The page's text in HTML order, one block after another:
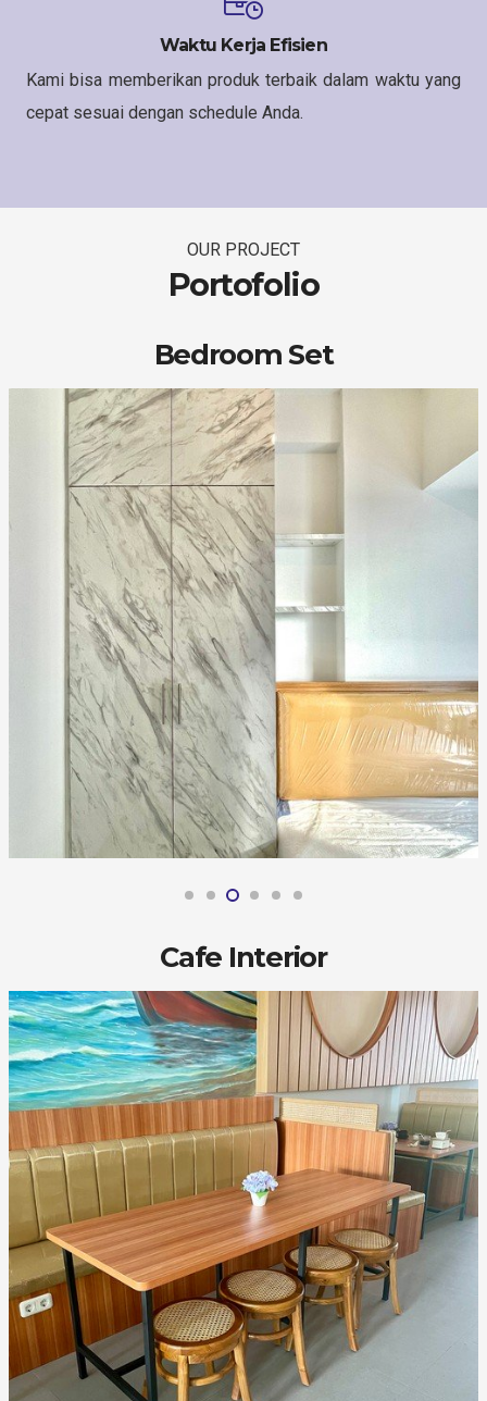
Waktu Kerja Efisien
Kami bisa memberikan produk terbaik dalam waktu yang
cepat sesuai dengan schedule Anda.
OUR PROJECT
Portofolio
Bedroom Set
Cafe Interior